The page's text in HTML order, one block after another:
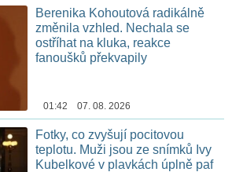
Berenika Kohoutová radikálně
změnila vzhled. Nechala se
ostříhat na kluka, reakce
fanoušků překvapily
01:42 07. 08. 2026
Fotky, co zvyšují pocitovou
teplotu. Muži jsou ze snímků Ivy
Kubelkové v plavkách úplně paf